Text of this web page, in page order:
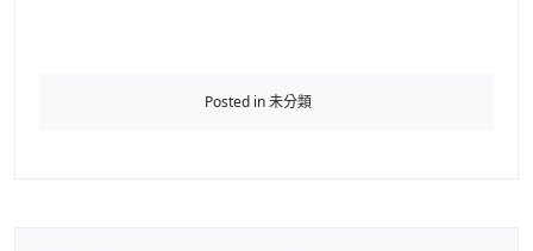
Posted in 未分類